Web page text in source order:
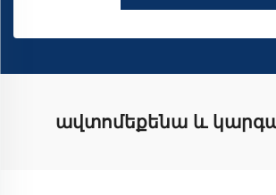
ավտոմեքենա և